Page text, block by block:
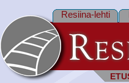
Resiina-lehti